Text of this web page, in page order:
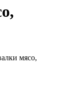
мясо,